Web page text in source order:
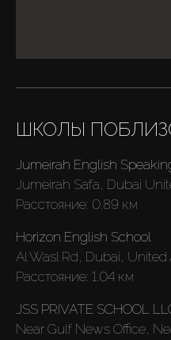
ШКОЛЫ
Jumeirah English
Jumeirah Safa, Dubai
Расстояние: 0.89 км
Horizon English School
Al Wasl Rd, Dubai, United
Расстояние: 1.04 км
JSS PRIVATE SCHOOL
Near Gulf News Office,